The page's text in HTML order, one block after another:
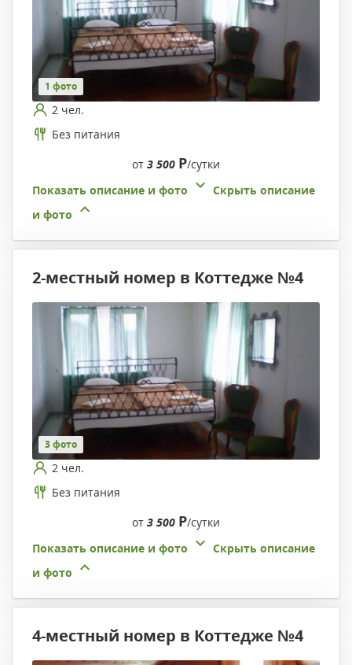
1 фото
2 чел.
Без питания
от 3 500 Р/сутки
Показать описание и фото
Скрыть описание
и фото
2-местный номер в Коттедже №4
3 фото
2 чел.
Без питания
от 3 500 Р/сутки
Показать описание и фото
Скрыть описание
и фото
4-местный номер в Коттедже №4